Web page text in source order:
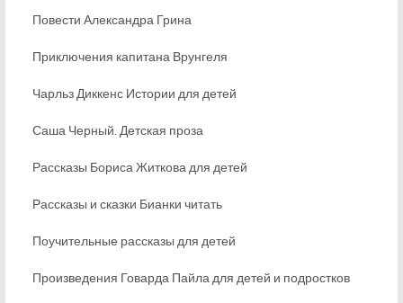
Повести Александра Грина
Приключения капитана Врунгеля
Чарльз Диккенс Истории для детей
Саша Черный. Детская проза
Рассказы Бориса Житкова для детей
Рассказы и сказки Бианки читать
Поучительные рассказы для детей
Произведения Говарда Пайла для детей и подростков